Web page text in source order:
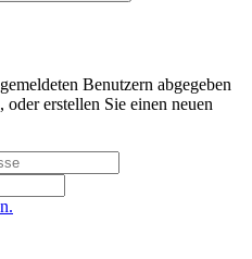
Benutzern abgegeben
erstellen Sie einen neuen